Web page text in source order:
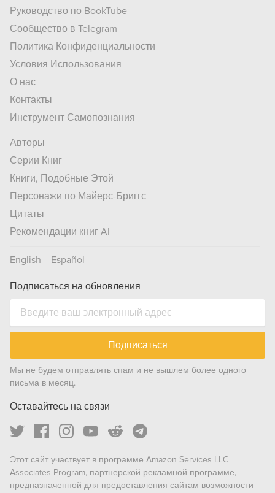
Руководство по BookTube
Сообщество в Telegram
Политика Конфиденциальности
Условия Использования
О нас
Контакты
Инструмент Самопознания
Авторы
Серии Книг
Книги, Подобные Этой
Персонажи по Майерс-Бриггс
Цитаты
Рекомендации книг AI
English Español
Подписаться на обновления
Подписаться
Мы не будем отправлять спам и не вышлем более одного
письма в месяц.
Оставайтесь на связи
Этот сайт участвует в программе Amazon Services LLC
Associates Program, партнерской рекламной программе,
предназначенной для предоставления сайтам возможности